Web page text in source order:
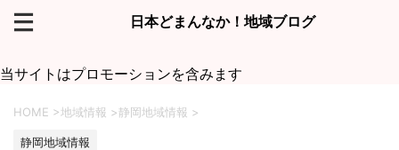
日本どまんなか！地域ブログ
当サイトはプロモーションを含みます
HOME >地域情報 >静岡地域情報 >
静岡地域情報